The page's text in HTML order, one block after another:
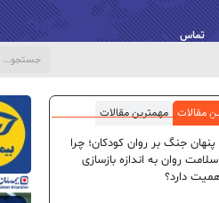
تماس
مقالات مهمترین مقالات
جنگ بر روان کودکان؛ چرا
روان به اندازه بازسازی
دارد؟